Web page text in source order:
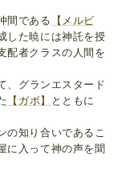
間である
【メルビ
した暁には神託を授
配者クラスの人間を
、グランエスタード
【ガボ】
とともに
の知り合いであるこ
に入って神の声を聞